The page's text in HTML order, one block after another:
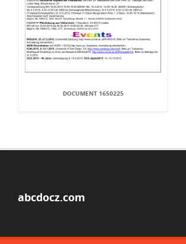
DOCUMENT 1650225
abcdocz.com